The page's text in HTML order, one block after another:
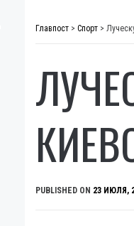
Главпост > Спорт >
PUBLISHED ON 23 ИЮЛЯ,